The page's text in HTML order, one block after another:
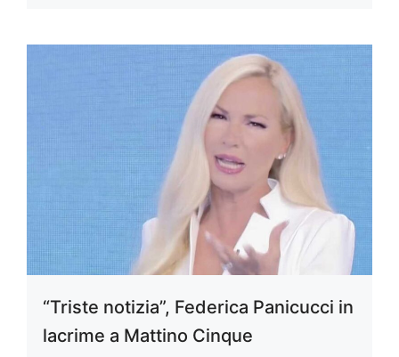
“Triste notizia”, Federica Panicucci in
lacrime a Mattino Cinque